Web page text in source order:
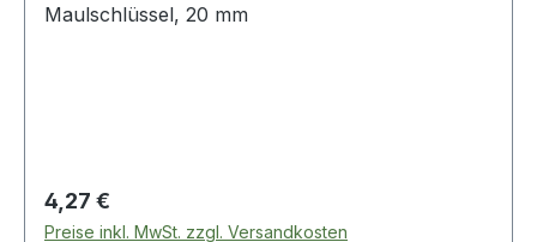
Maulschlüssel, 20 mm
Regulärer Preis:
4,27 €
Preise inkl. MwSt. zzgl. Versandkosten